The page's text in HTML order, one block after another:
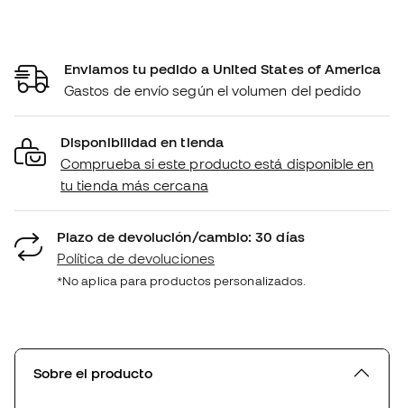
Enviamos tu pedido a United States of America
Gastos de envío según el volumen del pedido
Disponibilidad en tienda
Comprueba si este producto está disponible en
tu tienda más cercana
Plazo de devolución/cambio: 30 días
Política de devoluciones
*No aplica para productos personalizados.
Sobre el producto